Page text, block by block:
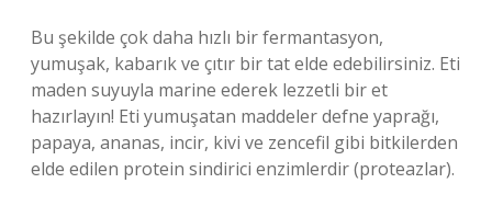
Bu şekilde çok daha hızlı bir fermantasyon,
yumuşak, kabarık ve çıtır bir tat elde edebilirsiniz. Eti
maden suyuyla marine ederek lezzetli bir et
hazırlayın! Eti yumuşatan maddeler defne yaprağı,
papaya, ananas, incir, kivi ve zencefil gibi bitkilerden
elde edilen protein sindirici enzimlerdir (proteazlar).